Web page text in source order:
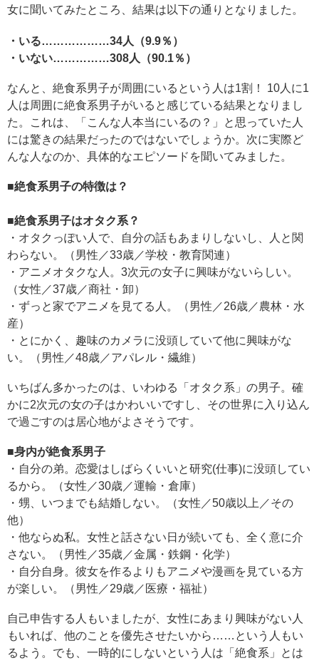
女に聞いてみたところ、結果は以下の通りとなりました。
・いる………………34人（9.9％）
・いない……………308人（90.1％）
なんと、絶食系男子が周囲にいるという人は1割！ 10人に1
人は周囲に絶食系男子がいると感じている結果となりまし
た。これは、「こんな人本当にいるの？」と思っていた人
には驚きの結果だったのではないでしょうか。次に実際ど
んな人なのか、具体的なエピソードを聞いてみました。
■絶食系男子の特徴は？
■絶食系男子はオタク系？
・オタクっぽい人で、自分の話もあまりしないし、人と関
わらない。（男性／33歳／学校・教育関連）
・アニメオタクな人。3次元の女子に興味がないらしい。
（女性／37歳／商社・卸）
・ずっと家でアニメを見てる人。（男性／26歳／農林・水
産）
・とにかく、趣味のカメラに没頭していて他に興味がな
い。（男性／48歳／アパレル・繊維）
いちばん多かったのは、いわゆる「オタク系」の男子。確
かに2次元の女の子はかわいいですし、その世界に入り込ん
で過ごすのは居心地がよさそうです。
■身内が絶食系男子
・自分の弟。恋愛はしばらくいいと研究(仕事)に没頭してい
るから。（女性／30歳／運輸・倉庫）
・甥、いつまでも結婚しない。（女性／50歳以上／その
他）
・他ならぬ私。女性と話さない日が続いても、全く意に介
さない。（男性／35歳／金属・鉄鋼・化学）
・自分自身。彼女を作るよりもアニメや漫画を見ている方
が楽しい。（男性／29歳／医療・福祉）
自己申告する人もいましたが、女性にあまり興味がない人
もいれば、他のことを優先させたいから……という人もい
るよう。でも、一時的にしないという人は「絶食系」とは